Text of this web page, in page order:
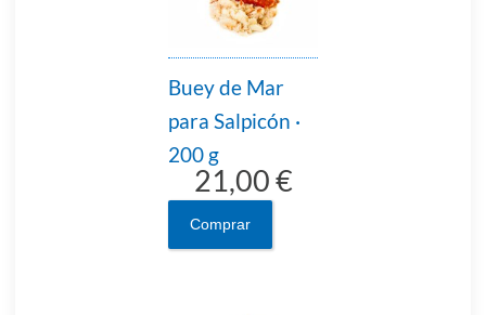
Buey de Mar
para Salpicón ·
200 g
21,00 €
Comprar